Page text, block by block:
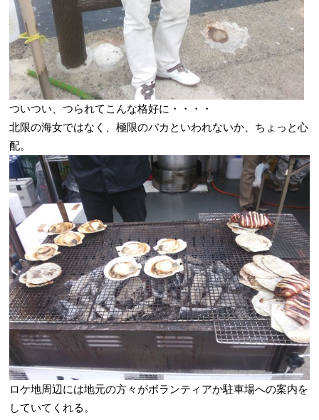
ついつい、つられてこんな格好に・・・・
北限の海女ではなく、極限のバカといわれないか、ちょっと心
配。
ロケ地周辺には地元の方々がボランティアか駐車場への案内を
していてくれる。